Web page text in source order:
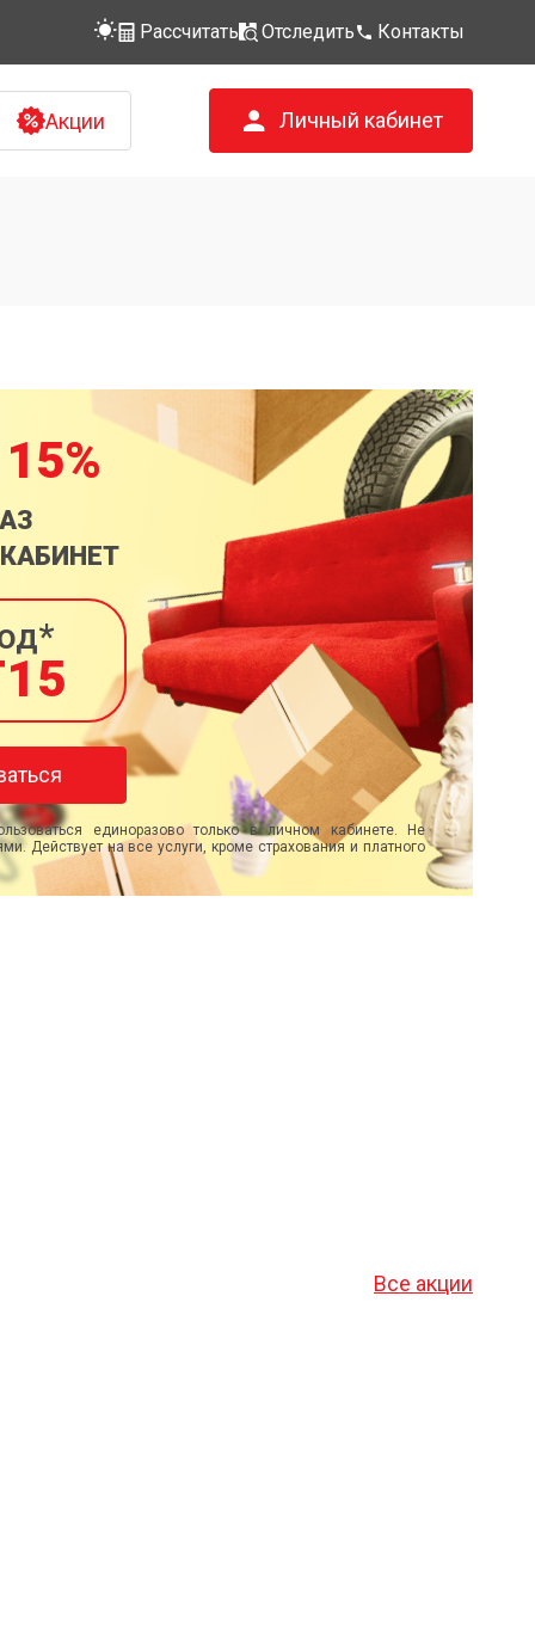
Рассчитать Отследить Контакты
Акции Личный кабинет
единоразово только в личном кабинете. Не
Действует на все услуги, кроме страхования и платного
Все акции